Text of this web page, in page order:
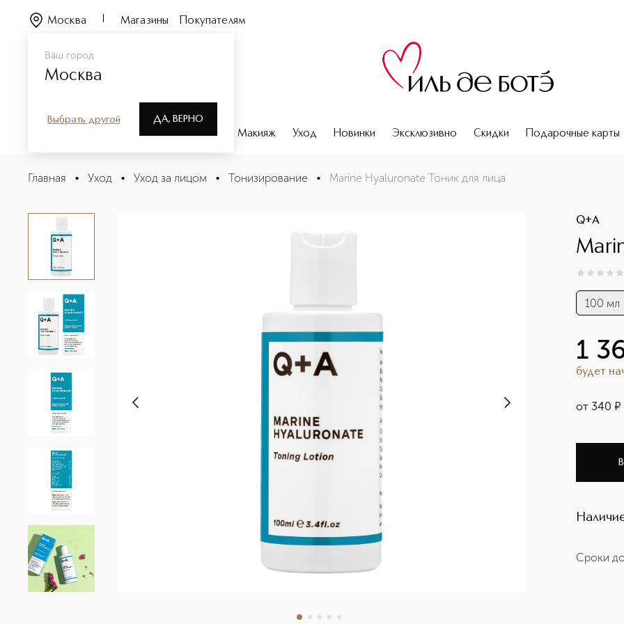
Ваш город
Москва
Выбрать другой ДА, ВЕРНО
Москва Магазины Покупателям
Парфюмерия Макияж Уход Новинки Эксклюзивно Скидки Подарочные карты
Marine Hyaluronate Тоник для лица
Описание
Главная • Уход • Уход за лицом • Тонизирование • Marine Hyaluronate Тоник для лица
Q+A
0из 0
100 мл
1
будет
от 340 ¤
Сроки